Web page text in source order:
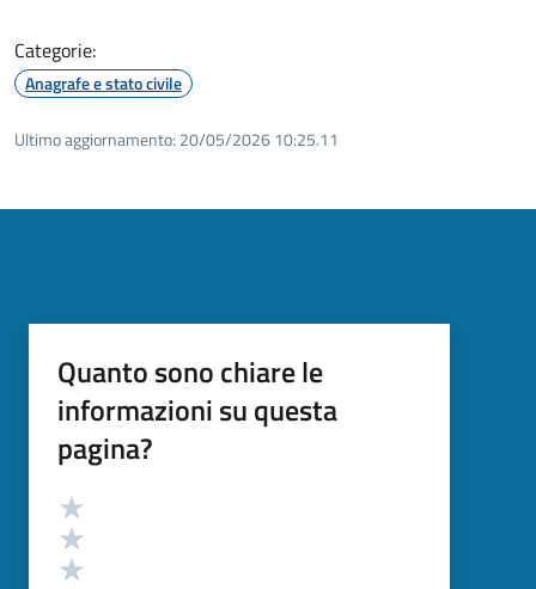
Categorie:
Anagrafe e stato civile
Ultimo aggiornamento: 20/05/2026 10:25.11
Quanto sono chiare le
informazioni su questa
pagina?
Valutazione